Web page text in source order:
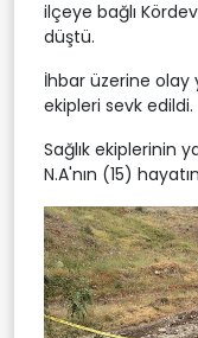
ilçeye bağlı
düştü.
İhbar üzerine olay
ekipleri sevk edildi.
Sağlık ekiplerinin
N.A'nın (15)